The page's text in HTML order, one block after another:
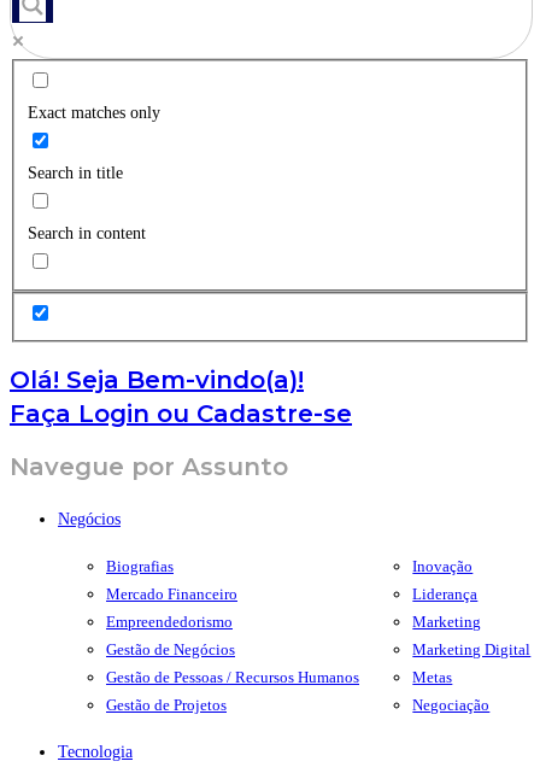
Exact matches only
Search in title
Search in content
Olá! Seja Bem-vindo(a)!
Faça Login ou Cadastre-se
Navegue por Assunto
Negócios
Biografias
Mercado Financeiro
Empreendedorismo
Gestão de Negócios
Gestão de Pessoas / Recursos Humanos
Gestão de Projetos
Inovação
Liderança
Marketing
Marketing Digital
Metas
Negociação
Tecnologia